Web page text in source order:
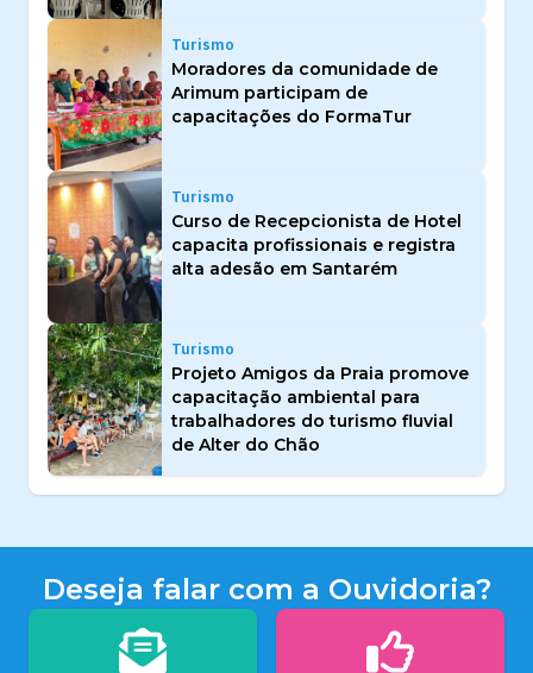
Turismo
Moradores da comunidade de
Arimum participam de
capacitações do FormaTur
Turismo
Curso de Recepcionista de Hotel
capacita profissionais e registra
alta adesão em Santarém
Turismo
Projeto Amigos da Praia promove
capacitação ambiental para
trabalhadores do turismo fluvial
de Alter do Chão
Deseja falar com a Ouvidoria?